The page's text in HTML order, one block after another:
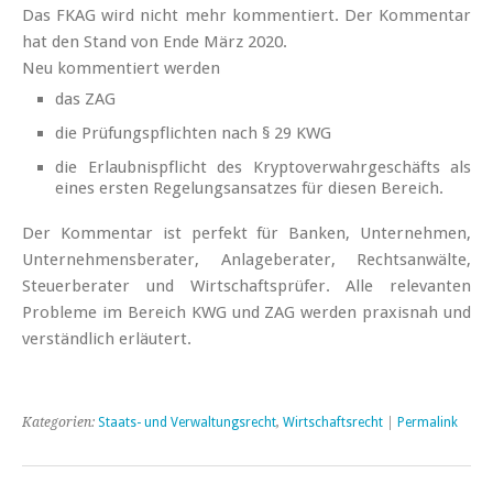
Das FKAG wird nicht mehr kommentiert. Der Kommentar
hat den Stand von Ende März 2020.
Neu kommentiert werden
das ZAG
die Prüfungspflichten nach § 29 KWG
die Erlaubnispflicht des Kryptoverwahrgeschäfts als
eines ersten Regelungsansatzes für diesen Bereich.
Der Kommentar ist perfekt für Banken, Unternehmen,
Unternehmensberater, Anlageberater, Rechtsanwälte,
Steuerberater und Wirtschaftsprüfer. Alle relevanten
Probleme im Bereich KWG und ZAG werden praxisnah und
verständlich erläutert.
Kategorien: Staats- und Verwaltungsrecht, Wirtschaftsrecht Permalink